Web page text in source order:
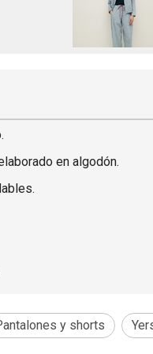
en algodón.
y shorts